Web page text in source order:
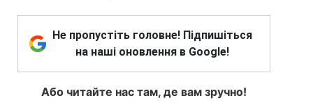
Не пропустіть головне! Підпишіться
на наші оновлення в Google!
Або читайте нас там, де вам зручно!